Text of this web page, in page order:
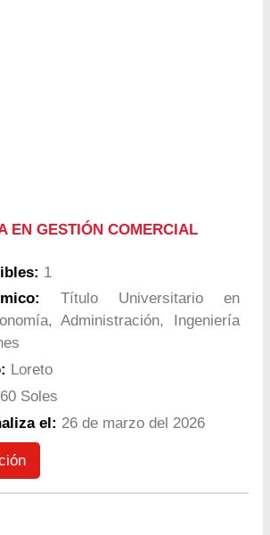
EN GESTIÓN COMERCIAL
1
Título Universitario en
Administración, Ingeniería
Loreto
Soles
el: 26 de marzo del 2026